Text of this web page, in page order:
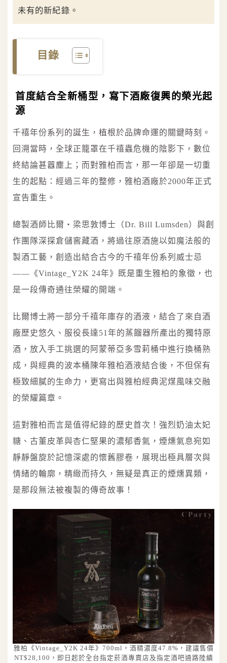
未有的新紀錄。
目錄
首度結合全新桶型，寫下酒廠復興的榮光起
源
千禧年份系列的誕生，植根於品牌命運的關鍵時刻。
回溯當時，全球正籠罩在千禧蟲危機的陰影下，數位
終結論甚囂塵上；而對雅柏而言，那一年卻是一切重
生的起點：經過三年的整修，雅柏酒廠於2000年正式
宣告重生。
總製酒師比爾‧梁思敦博士（Dr. Bill Lumsden）與創
作團隊深探倉儲窖藏酒，將過往原酒施以如魔法般的
製酒工藝，創造出結合古今的千禧年份系列威士忌
——《Vintage_Y2K 24年》既是重生雅柏的象徵，也
是一段傳奇通往榮耀的開端。
比爾博士將一部分千禧年庫存的酒液，結合了來自酒
廠歷史悠久、服役長達51年的蒸餾器所產出的獨特原
酒，放入手工挑選的阿蒙蒂亞多雪莉桶中進行換桶熟
成，與經典的波本桶陳年雅柏酒液結合後，不但保有
極致細膩的生命力，更寫出與雅柏經典泥煤風味交融
的榮耀篇章。
這對雅柏而言是值得紀錄的歷史首次！強烈奶油太妃
糖、古董皮革與杏仁堅果的濃郁香氣，煙燻氣息宛如
靜靜盤旋於記憶深處的懷舊膠卷，展現出極具層次與
情緒的輪廓，精緻而持久，無疑是真正的煙燻異類，
是那段無法被複製的傳奇故事！
雅柏《Vintage_Y2K 24年》700ml，酒精濃度47.8%，建議售價
NT$28,100，即日起於全台指定菸酒專賣店及指定酒吧通路陸續